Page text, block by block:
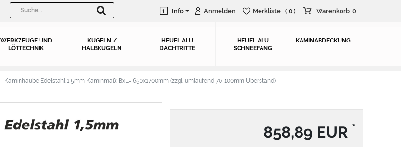
Info Anmelden Merkliste ( 0 ) Warenkorb 0
WERKZEUGE UND
LÖTTECHNIK
KUGELN /
HALBKUGELN
HEUEL ALU
DACHTRITTE
HEUEL ALU
SCHNEEFANG
KAMINABDECKUNG
Kaminhaube Edelstahl 1,5mm Kaminmaß: BxL= 650x1700mm (zzgl. umlaufend 70-100mm Überstand)
858,89 EUR *